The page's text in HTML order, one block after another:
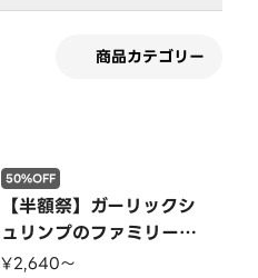
商品カテゴリー
【半額祭】ガーリックシ
ュリンプのファミリーク
ォーター
50%OFF
¥2,640〜